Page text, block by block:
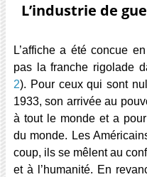
L’industrie de
L’affiche a été concue
pas la franche rigolade
2). Pour ceux qui sont
1933, son arrivée au
à tout le monde et a
du monde. Les
coup, ils se mêlent au
et à l’humanité. En